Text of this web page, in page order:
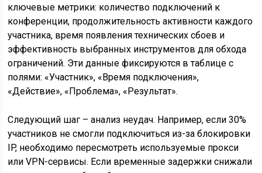
ключевые метрики: количество подключений к
конференции, продолжительность активности каждого
участника, время появления технических сбоев и
эффективность выбранных инструментов для обхода
ограничений. Эти данные фиксируются в таблице с
полями: «Участник», «Время подключения»,
«Действие», «Проблема», «Результат».
Следующий шаг – анализ неудач. Например, если 30%
участников не смогли подключиться из-за блокировки
IP, необходимо пересмотреть используемые прокси
или VPN-сервисы. Если временные задержки снижали